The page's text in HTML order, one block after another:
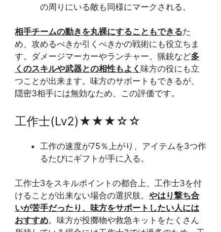
の周りにいる敵も同様にマークされる。
相手チームの動きを丸裸にすることもできるた
め、攻めるべきか引くべきかの戦術にも役立ちま
す。ダメージマーカーやランチャー、猟銃など多
くのスキルや武器との相性もよく 味方の役にも立
つことが出来ます。味方のサポートもできるが、
隠密3相手には無効なため、この評価です。
工作士(Lv2)★★★☆☆
工作の速度が75％上がり、アイテムを3つ作
るたびにギフトが手に入る。
工作士3をスキルポイントの都合上、工作士3を付
けることが出来ない場合の選択肢。 やはり撃ち合
いが苦手だったり、味方をサポートしたい人には
おすすめ。味方が投擲物や救急キットをたくさん